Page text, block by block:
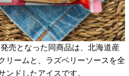
売となった同商品は、北海道産
リームと、ラズベリーソースを全
ンドしたアイスです。